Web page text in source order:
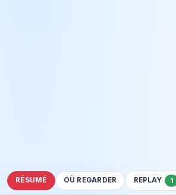
RÉSUMÉ OÙ REGARDER REPLAY 1